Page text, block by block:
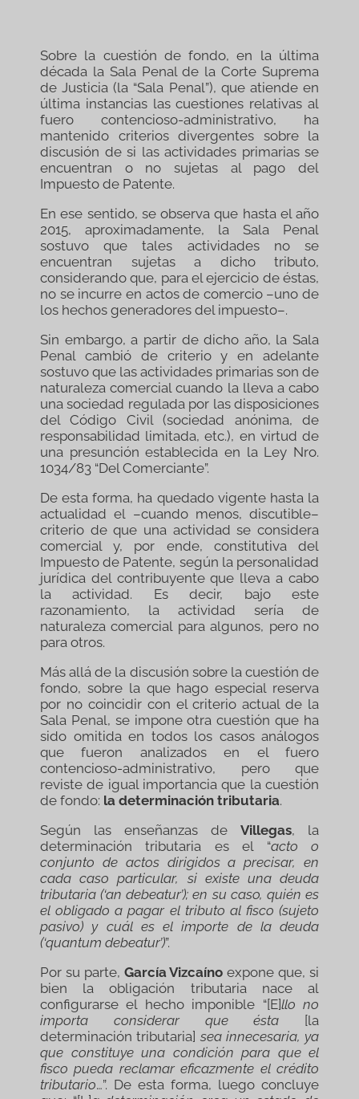
Sobre la cuestión de fondo, en la última
década la Sala Penal de la Corte Suprema
de Justicia (la “Sala Penal”), que atiende en
última instancias las cuestiones relativas al
fuero contencioso-administrativo, ha
mantenido criterios divergentes sobre la
discusión de si las actividades primarias se
encuentran o no sujetas al pago del
Impuesto de Patente.
En ese sentido, se observa que hasta el año
2015, aproximadamente, la Sala Penal
sostuvo que tales actividades no se
encuentran sujetas a dicho tributo,
considerando que, para el ejercicio de éstas,
no se incurre en actos de comercio –uno de
los hechos generadores del impuesto–.
Sin embargo, a partir de dicho año, la Sala
Penal cambió de criterio y en adelante
sostuvo que las actividades primarias son de
naturaleza comercial cuando la lleva a cabo
una sociedad regulada por las disposiciones
del Código Civil (sociedad anónima, de
responsabilidad limitada, etc.), en virtud de
una presunción establecida en la Ley Nro.
1034/83 “Del Comerciante”.
De esta forma, ha quedado vigente hasta la
actualidad el –cuando menos, discutible–
criterio de que una actividad se considera
comercial y, por ende, constitutiva del
Impuesto de Patente, según la personalidad
jurídica del contribuyente que lleva a cabo
la actividad. Es decir, bajo este
razonamiento, la actividad sería de
naturaleza comercial para algunos, pero no
para otros.
Más allá de la discusión sobre la cuestión de
fondo, sobre la que hago especial reserva
por no coincidir con el criterio actual de la
Sala Penal, se impone otra cuestión que ha
sido omitida en todos los casos análogos
que fueron analizados en el fuero
contencioso-administrativo, pero que
reviste de igual importancia que la cuestión
de fondo: la determinación tributaria.
Según las enseñanzas de Villegas, la
determinación tributaria es el “acto o
conjunto de actos dirigidos a precisar, en
cada caso particular, si existe una deuda
tributaria (‘an debeatur’); en su caso, quién es
el obligado a pagar el tributo al fisco (sujeto
pasivo) y cuál es el importe de la deuda
(‘quantum debeatur’)”.
Por su parte, García Vizcaíno expone que, si
bien la obligación tributaria nace al
configurarse el hecho imponible “[E]llo no
importa considerar que ésta [la
determinación tributaria] sea innecesaria, ya
que constituye una condición para que el
fisco pueda reclamar eficazmente el crédito
tributario…”. De esta forma, luego concluye